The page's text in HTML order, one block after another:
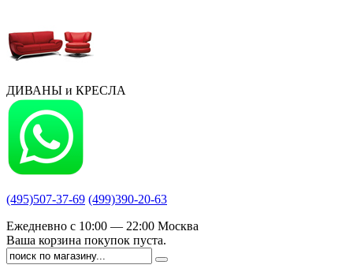
ДИВАНЫ и КРЕСЛА
(495)507-37-69 (499)390-20-63
Ежедневно с 10:00 — 22:00 Москва
Ваша корзина покупок пуста.